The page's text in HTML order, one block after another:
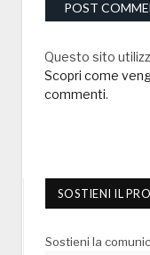
Questo sito
Scopri come
commenti.
SOSTIENI IL
Sostieni la